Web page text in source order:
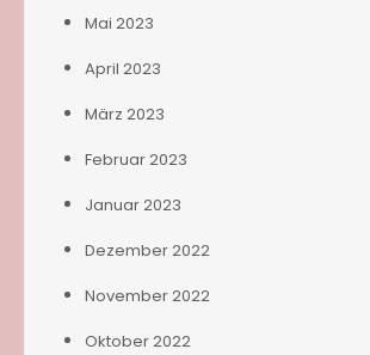
Mai 2023
April 2023
März 2023
Februar 2023
Januar 2023
Dezember 2022
November 2022
Oktober 2022